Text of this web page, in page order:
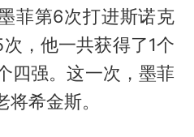
菲第6次打进斯诺克
，他一共获得了1个
四强。这一次，墨菲
希金斯。